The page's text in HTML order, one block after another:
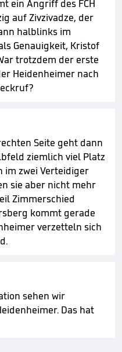
ein Angriff des FCH
auf Zivzivadze, der
halblinks im
Genauigkeit, Kristof
trotzdem der erste
Heidenheimer nach
Seite geht dann
ziemlich viel Platz
im zwei Verteidiger
sie aber nicht mehr
Zimmerschied
kommt gerade
verzetteln sich
sehen wir
Das hat